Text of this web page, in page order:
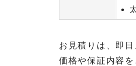
お見積りは、即日
価格や保証内容を